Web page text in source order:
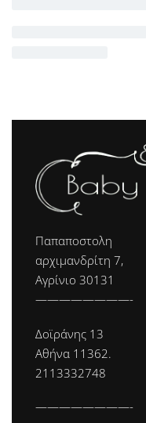
Παπαποστολη
αρχιμανδρίτη 7,
Αγρίνιο 30131
————————-
Δοϊράνης 13
Αθήνα 11362.
2113332748
————————-